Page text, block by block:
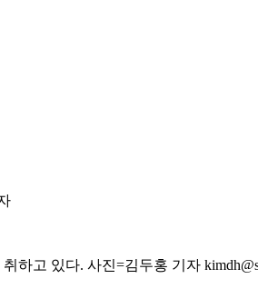
고 있다. 사진=김두홍 기자